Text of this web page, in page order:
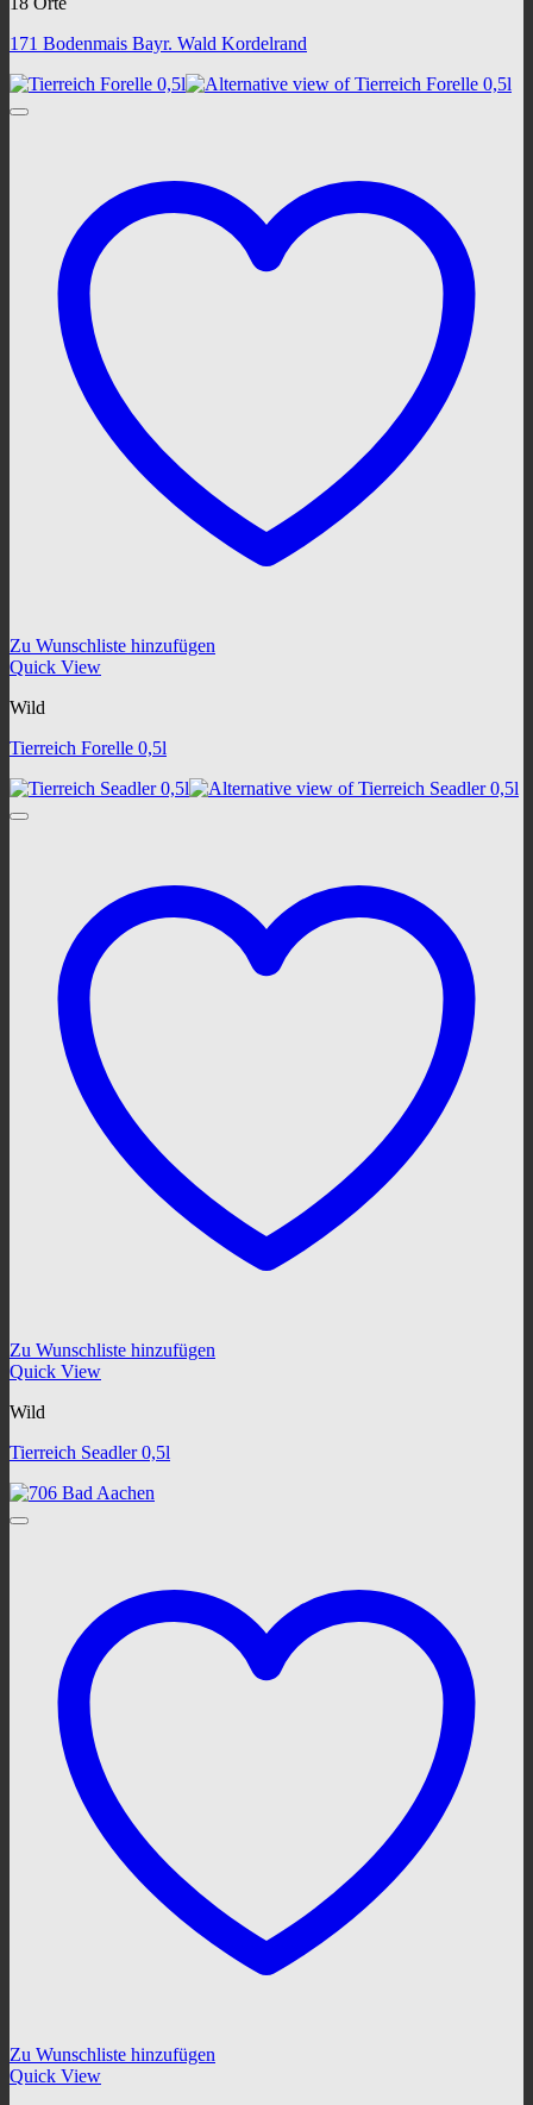
171 Bodenmais Bayr. Wald Kordelrand
Zu Wunschliste hinzufügen
Quick View
Wild
Tierreich Forelle 0,5l
Zu Wunschliste hinzufügen
Quick View
Wild
Tierreich Seadler 0,5l
Zu Wunschliste hinzufügen
Quick View